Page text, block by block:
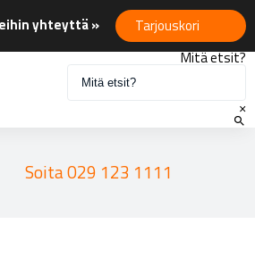
yhteyttä » Tarjouskori
Mitä etsit?
×
Soita 029 123 1111